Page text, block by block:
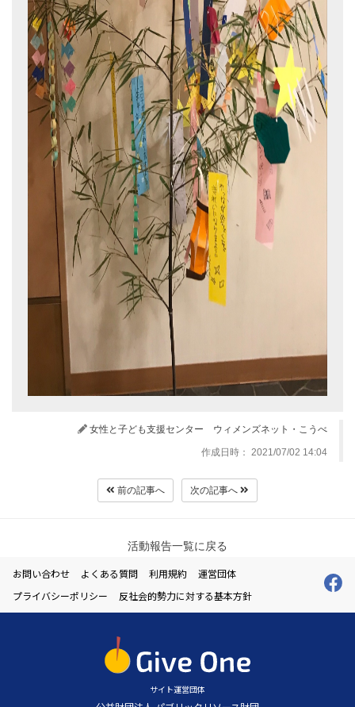
女性と子ども支援センター ウィメンズネット・こうべ
作成日時： 2021/07/02 14:04
前の記事へ 次の記事へ
活動報告一覧に戻る
お問い合わせ よくある質問 利用規約
運営団体
プライバシーポリシー
反社会的勢力に対する基本方針
サイト運営団体